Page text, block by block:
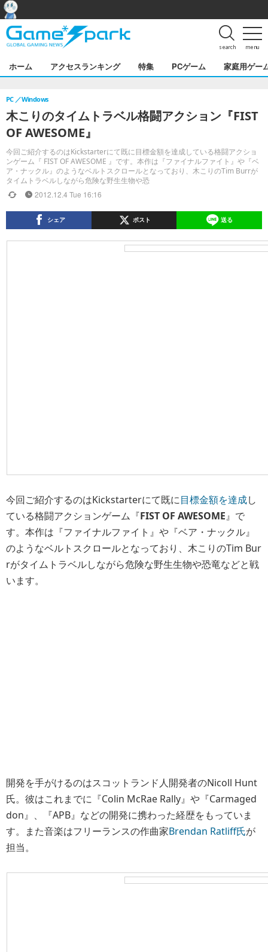
menu
search
ホーム アクセスランキング 特集 PCゲーム 家庭用ゲー
木こりのタイムトラベル格闘アクション『FIST
OF AWESOME』
今回ご紹介するのはKickstarterにて既に目標金額を達成している格闘アクショ
ンゲーム『 FIST OF AWESOME 』です。本作は『ファイナルファイト』や『ベ
ア・ナックル』のようなベルトスクロールとなっており、木こりのTim Burrが
タイムトラベルしながら危険な野生生物や恐
PC Windows
2012.12.4 Tue 16:16
シェア ポスト 送る
今回ご紹介するのはKickstarterにて既に目標金額を達成し
ている格闘アクションゲーム『FIST OF AWESOME』で
す。本作は『ファイナルファイト』や『ベア・ナックル』
のようなベルトスクロールとなっており、木こりのTim Bur
rがタイムトラベルしながら危険な野生生物や恐竜などと戦
います。
開発を手がけるのはスコットランド人開発者のNicoll Hunt
氏。彼はこれまでに『Colin McRae Rally』や『Carmaged
don』、『APB』などの開発に携わった経歴をもっていま
す。また音楽はフリーランスの作曲家Brendan Ratliff氏が
担当。